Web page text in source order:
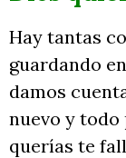
Hay tantas
guardando
damos
nuevo y todo
querías te